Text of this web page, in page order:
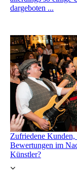
dargeboten ...
Zufriedene Kunden,
Bewertungen im
Künstler?